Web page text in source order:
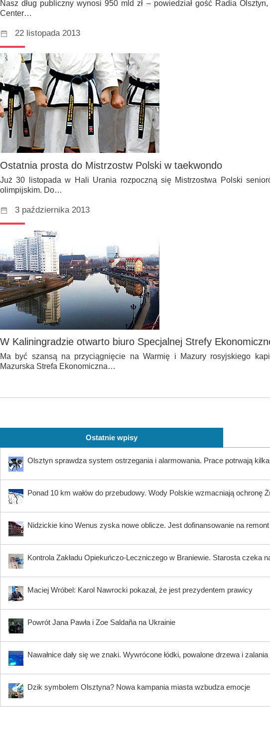
Nasz dług publiczny wynosi 950 mld zł – powiedział gość Radia
Center…
22 listopada 2013
Ostatnia prosta do Mistrzostw Polski w taekwondo
Już 30 listopada w Hali Urania rozpoczną się Mistrzostwa Polski
olimpijskim. Do…
3 października 2013
W Kaliningradzie otwarto biuro Specjalnej Strefy
Ma być szansą na przyciągnięcie na Warmię i Mazury rosyjskiego
Mazurska Strefa Ekonomiczna…
Ostatnie wpisy
Olsztyn sprawdza system ostrzegania i alarmowania. Prace potrwają
Ponad 10 km wałów do przebudowy. Wody Polskie wzmacniają ochronę
Nidzickie kino Wenus zyska nowe oblicze. Jest dofinansowanie na remont
Kontrola Zakładu Opiekuńczo-Leczniczego w Braniewie. Starosta czeka
Maciej Wróbel: Karol Nawrocki pokazał, że jest prezydentem prawicy
Powrót Jana Pawła i Zoe Saldaña na Ukrainie
Nawałnice dały się we znaki. Wywrócone łódki, powalone drzewa i zalania
Dzik symbolem Olsztyna? Nowa kampania miasta wzbudza emocje